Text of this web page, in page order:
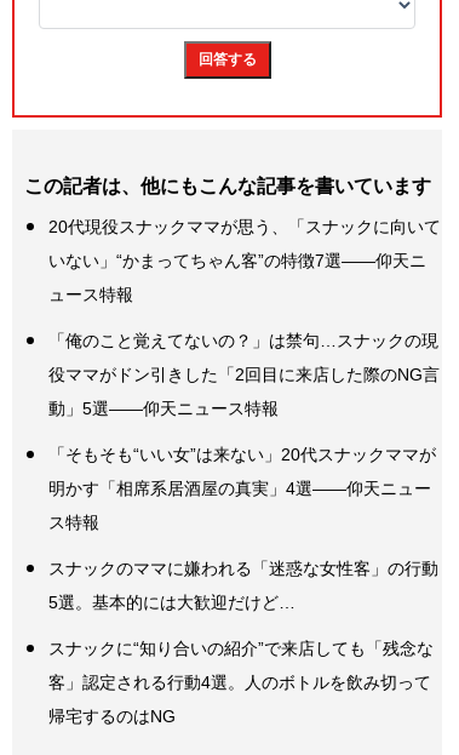
この記者は、他にもこんな記事を書いています
20代現役スナックママが思う、「スナックに向いて
いない」“かまってちゃん客”の特徴7選――仰天ニ
ュース特報
「俺のこと覚えてないの？」は禁句…スナックの現
役ママがドン引きした「2回目に来店した際のNG言
動」5選――仰天ニュース特報
「そもそも“いい女”は来ない」20代スナックママが
明かす「相席系居酒屋の真実」4選――仰天ニュー
ス特報
スナックのママに嫌われる「迷惑な女性客」の行動
5選。基本的には大歓迎だけど…
スナックに“知り合いの紹介”で来店しても「残念な
客」認定される行動4選。人のボトルを飲み切って
帰宅するのはNG